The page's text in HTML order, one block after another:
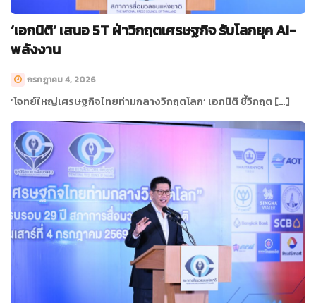
‘เอกนิติ’ เสนอ 5T ฝ่าวิกฤตเศรษฐกิจ รับโลกยุค AI-
พลังงาน
กรกฎาคม 4, 2026
‘โจทย์ใหญ่เศรษฐกิจไทยท่ามกลางวิกฤตโลก‘ เอกนิติ ชี้วิกฤต […]